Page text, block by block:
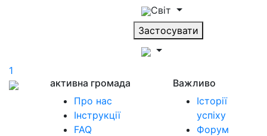
Світ
Застосувати
1
активна громада
Про нас
Інструкції
FAQ
Важливо
Історії
успіху
Форум